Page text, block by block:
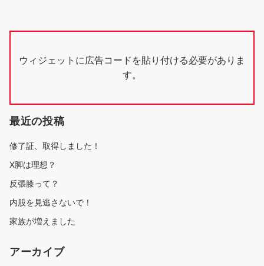
ウィジェットに広告コードを貼り付ける必要がありま
す。
最近の投稿
修了証、取得しました！
X脚は理想？
反張膝って？
内股を見逃さないで！
家族が増えました
アーカイブ